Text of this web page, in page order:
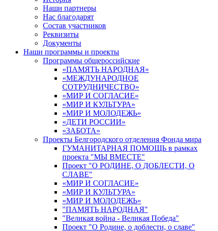
Наши партнеры
Нас благодарят
Состав участников
Реквизиты
Документы
Наши программы и проекты
Программы общероссийские
«ПАМЯТЬ НАРОДНАЯ»
«МЕЖДУНАРОДНОЕ
СОТРУДНИЧЕСТВО»
«МИР И СОГЛАСИЕ»
«МИР И КУЛЬТУРА»
«МИР И МОЛОДЕЖЬ»
«ДЕТИ РОССИИ»
«ЗАБОТА»
Проекты Белгородского отделения Фонда мира
ГУМАНИТАРНАЯ ПОМОЩЬ в рамках
проекта "МЫ ВМЕСТЕ"
Проект "О РОДИНЕ, О ДОБЛЕСТИ, О
СЛАВЕ"
«МИР И СОГЛАСИЕ»
«МИР И КУЛЬТУРА»
«МИР И МОЛОДЕЖЬ»
"ПАМЯТЬ НАРОДНАЯ"
"Великая война - Великая Победа"
Проект "О Родине, о доблести, о славе"